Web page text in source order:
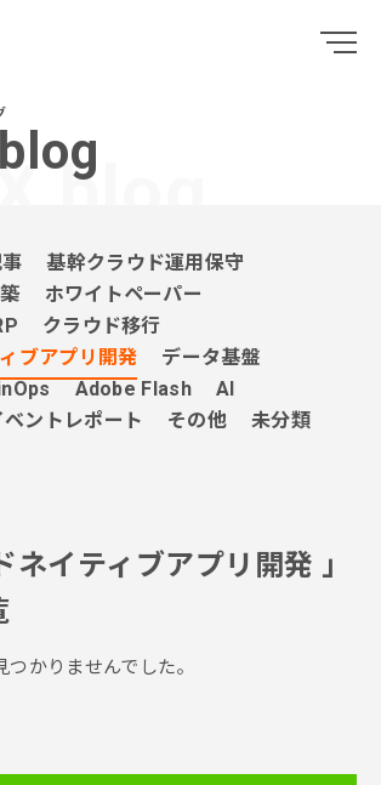
blog
基幹クラウド運用保守
ホワイトペーパー
クラウド移行
ブアプリ開発
データ基盤
Adobe Flash
AI
ベントレポート その他
未分類
ネイティブアプリ開発 」
かりませんでした。